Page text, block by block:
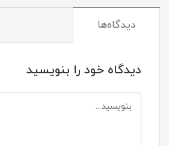
دیدگاه‌ها
دیدگاه خود را بنویسید